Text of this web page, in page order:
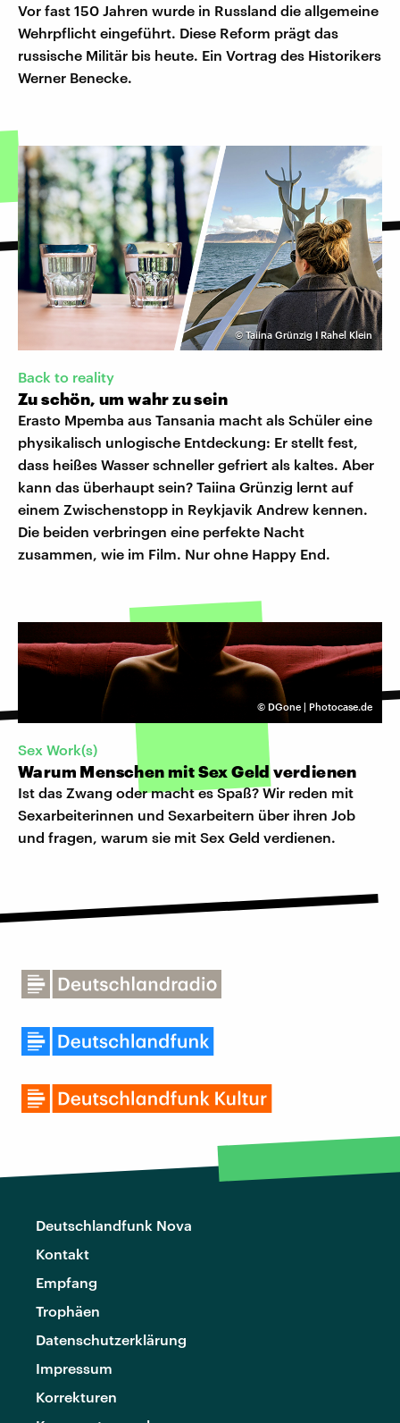
Vor fast 150 Jahren wurde in Russland die allgemeine
Wehrpflicht eingeführt. Diese Reform prägt das
russische Militär bis heute. Ein Vortrag des Historikers
Werner Benecke.
© Taiina Grünzig I Rahel Klein
Back to reality
Zu schön, um wahr zu sein
Erasto Mpemba aus Tansania macht als Schüler eine
physikalisch unlogische Entdeckung: Er stellt fest,
dass heißes Wasser schneller gefriert als kaltes. Aber
kann das überhaupt sein? Taiina Grünzig lernt auf
einem Zwischenstopp in Reykjavik Andrew kennen.
Die beiden verbringen eine perfekte Nacht
zusammen, wie im Film. Nur ohne Happy End.
© DGone | Photocase.de
Sex Work(s)
Warum Menschen mit Sex Geld verdienen
Ist das Zwang oder macht es Spaß? Wir reden mit
Sexarbeiterinnen und Sexarbeitern über ihren Job
und fragen, warum sie mit Sex Geld verdienen.
Deutschlandfunk Nova
Kontakt
Empfang
Trophäen
Datenschutzerklärung
Impressum
Korrekturen